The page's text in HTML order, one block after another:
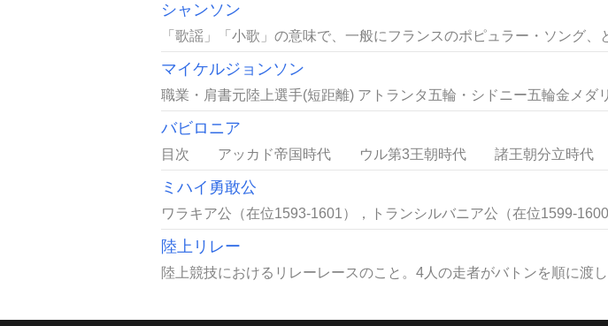
シャンソン
「歌謡」「小歌」の意味で、一般にフランスのポピュラー・ソング
マイケルジョンソン
職業・肩書元陸上選手(短距離) アトランタ五輪・シドニー五輪金メダ
バビロニア
目次 アッカド帝国時代 ウル第3王朝時代 諸王朝分立時代
ミハイ勇敢公
ワラキア公（在位1593-1601），トランシルバニア公（在位1599-
陸上リレー
陸上競技におけるリレーレースのこと。4人の走者がバトンを順に渡